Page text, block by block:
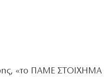
«το ΠΑΜΕ ΣΤΟΙΧΗΜΑ